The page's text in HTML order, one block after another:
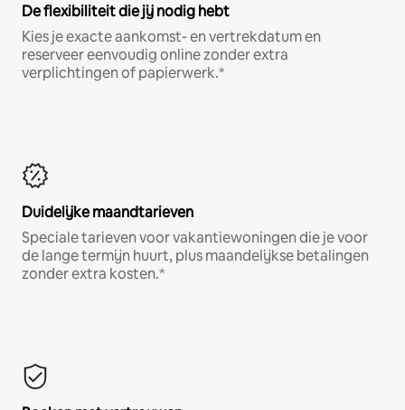
De flexibiliteit die jij nodig hebt
Kies je exacte aankomst- en vertrekdatum en
reserveer eenvoudig online zonder extra
verplichtingen of papierwerk.*
Duidelijke maandtarieven
Speciale tarieven voor vakantiewoningen die je voor
de lange termijn huurt, plus maandelijkse betalingen
zonder extra kosten.*